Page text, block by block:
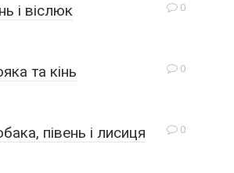
0
і віслюк
0
та кінь
0
півень і лисиця